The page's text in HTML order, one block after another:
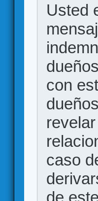
Usted
con
caso
de